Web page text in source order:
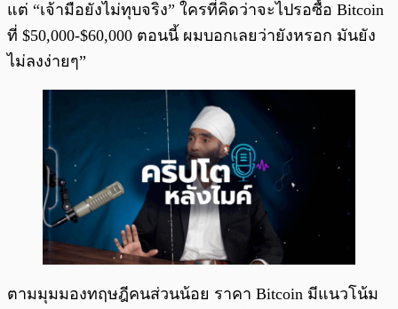
แต่ “เจ้ามือยังไม่ทุบจริง” ใครที่คิดว่าจะไปรอซื้อ Bitcoin
ที่ $50,000-$60,000 ตอนนี้ ผมบอกเลยว่ายังหรอก มันยัง
ไม่ลงง่ายๆ”
ตามมุมมองทฤษฎีคนส่วนน้อย ราคา Bitcoin มีแนวโน้ม